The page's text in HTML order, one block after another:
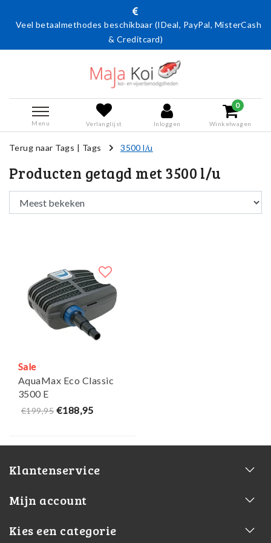
Veel betaalmethodes beschikbaar (IDeal, PayPal, MisterCash
& Creditcard)
Menu Verlanglijst Inloggen
0
Winkelwagen
Terug naar Tags | Tags 3500 l/u
Producten getagd met 3500 l/u
Sale
AquaMax Eco Classic
3500 E
Filter/Beeklooppompen
€199,95 €188,95
Klantenservice
Mijn account
Kies een categorie